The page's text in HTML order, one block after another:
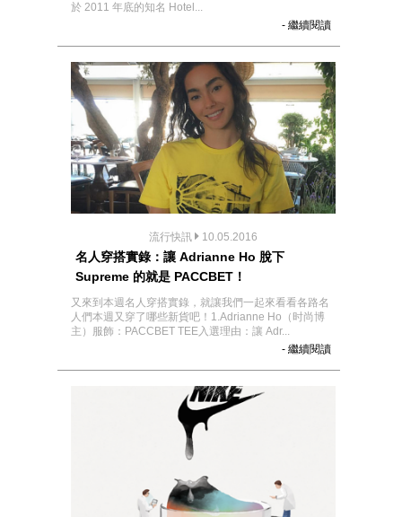
於 2011 年底的知名 Hotel...
- 繼續閱讀
流行快訊 10.05.2016
名人穿搭實錄：讓 Adrianne Ho 脫下
Supreme 的就是 PACCBET！
又來到本週名人穿搭實錄，就讓我們一起來看看各路名
人們本週又穿了哪些新貨吧！1.Adrianne Ho（时尚博
主）服飾：PACCBET TEE入選理由：讓 Adr...
- 繼續閱讀